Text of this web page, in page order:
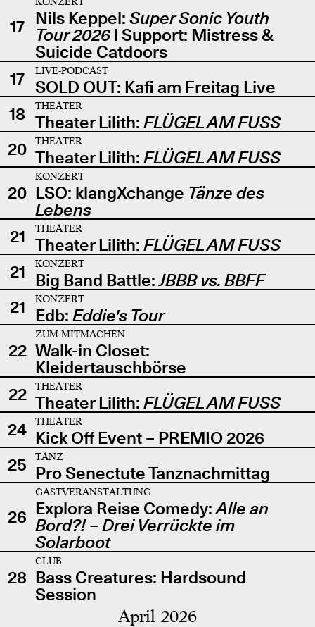
17 Nils Keppel: Super Sonic Youth
Tour 2026| Support: Mistress &
Suicide Catdoors
17
LIVE-PODCAST
SOLD OUT: Kafi am Freitag Live
18
THEATER
Theater Lilith: FLÜGEL AM FUSS
20
THEATER
Theater Lilith: FLÜGEL AM FUSS
20
KONZERT
LSO: klangXchange Tänze des
Lebens
21
THEATER
Theater Lilith: FLÜGEL AM FUSS
21
KONZERT
Big Band Battle:JBBB vs. BBFF
21
KONZERT
Edb: Eddie's Tour
22
ZUM MITMACHEN
Walk-in Closet:
Kleidertauschbörse
22
THEATER
Theater Lilith: FLÜGEL AM FUSS
24
THEATER
Kick Off Event – PREMIO 2026
25
TANZ
Pro Senectute Tanznachmittag
26
GASTVERANSTALTUNG
Explora Reise Comedy:Alle an
Bord?! – Drei Verrückte im
Solarboot
28
CLUB
Bass Creatures: Hardsound
Session
April 2026